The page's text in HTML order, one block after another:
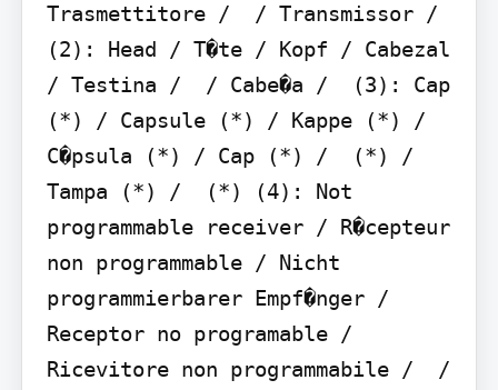
Trasmettitore /  / Transmissor /
(2): Head / T�te / Kopf / Cabezal
/ Testina /  / Cabe�a /  (3): Cap
(*) / Capsule (*) / Kappe (*) /
C�psula (*) / Cap (*) /  (*) /
Tampa (*) /  (*) (4): Not
programmable receiver / R�cepteur
non programmable / Nicht
programmierbarer Empf�nger /
Receptor no programable /
Ricevitore non programmabile /  /